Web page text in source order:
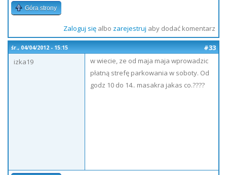
Góra strony
Zaloguj sięalbo zarejestruj aby dodać komentarz
śr., 04/04/2012 - 15:15
#33
izka19
w wiecie, ze od maja maja wprowadzic
płatną strefę parkowania w soboty. Od
godz 10 do 14.. masakra jakas co.????